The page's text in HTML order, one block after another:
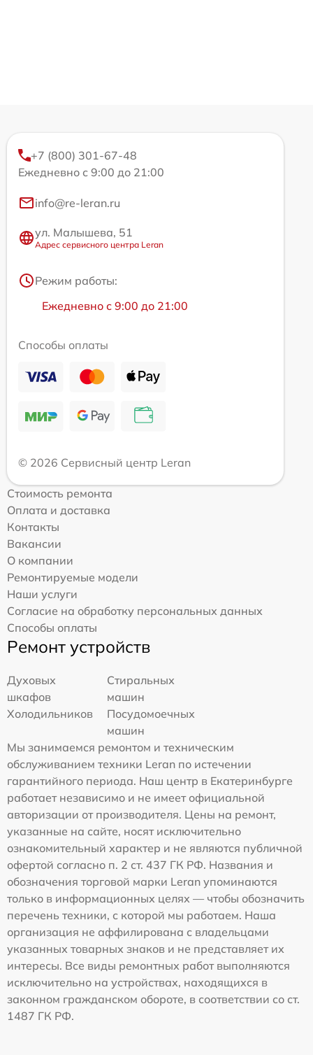
+7 (800) 301-67-48
Ежедневно с 9:00 до 21:00
info@re-leran.ru
ул. Малышева, 51
Адрес сервисного центра Leran
Режим работы:
Ежедневно с 9:00 до 21:00
Способы оплаты
© 2026 Сервисный центр Leran
Стоимость ремонта
Оплата и доставка
Контакты
Вакансии
О компании
Ремонтируемые модели
Наши услуги
Согласие на обработку персональных данных
Способы оплаты
Ремонт устройств
Духовых
шкафов
Стиральных
машин
Холодильников
Посудомоечных
машин
Мы занимаемся ремонтом и техническим
обслуживанием техники Leran по истечении
гарантийного периода. Наш центр в Екатеринбурге
работает независимо и не имеет официальной
авторизации от производителя. Цены на ремонт,
указанные на сайте, носят исключительно
ознакомительный характер и не являются публичной
офертой согласно п. 2 ст. 437 ГК РФ. Названия и
обозначения торговой марки Leran упоминаются
только в информационных целях — чтобы обозначить
перечень техники, с которой мы работаем. Наша
организация не аффилирована с владельцами
указанных товарных знаков и не представляет их
интересы. Все виды ремонтных работ выполняются
исключительно на устройствах, находящихся в
законном гражданском обороте, в соответствии со ст.
1487 ГК РФ.